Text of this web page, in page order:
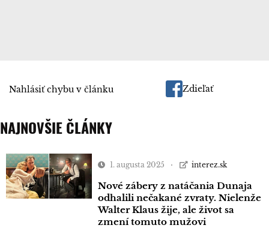
Nahlásiť chybu v článku Zdieľať
NAJNOVŠIE ČLÁNKY
1. augusta 2025 interez.sk
Nové zábery z natáčania Dunaja
odhalili nečakané zvraty. Nielenže
Walter Klaus žije, ale život sa
zmení tomuto mužovi